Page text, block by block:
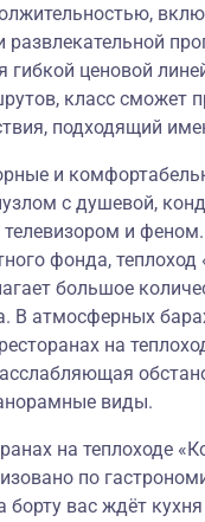
развлекательной
гибкой ценовой
класс сможет
подходящий
и
с душевой,
телевизором и
фонда, теплоход
большое
В атмосферных
на
виды.
на теплоходе
по
борту вас ждёт